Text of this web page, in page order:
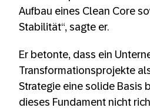
Aufbau eines Clean Core
Stabilität“, sagte er.
Er betonte, dass ein
Transformationsprojekte
Strategie eine solide Basis
dieses Fundament nicht